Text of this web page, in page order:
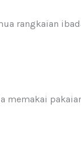
rangkaian
memakai